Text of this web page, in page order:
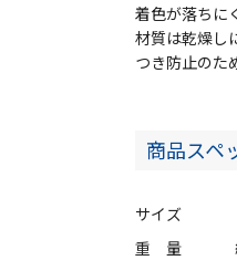
着色が落ちに
材質は乾燥し
つき防止のた
商品スペ
サイズ
重 量